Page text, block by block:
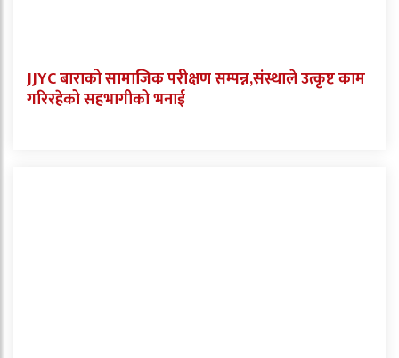
JJYC बाराको सामाजिक परीक्षण सम्पन्न,संस्थाले उत्कृष्ट काम
गरिरहेको सहभागीको भनाई